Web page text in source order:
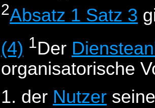
2Absatz 1 Satz 3
(4) 1Der
organisatorische
der Nutzer